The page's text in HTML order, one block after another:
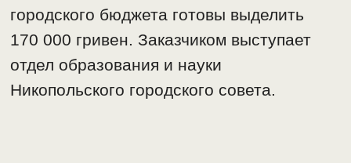
городского бюджета готовы выделить
170 000 гривен. Заказчиком выступает
отдел образования и науки
Никопольского городского совета.